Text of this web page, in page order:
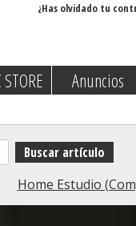
¿Has olvidado tu
Anuncios
Home Estudio